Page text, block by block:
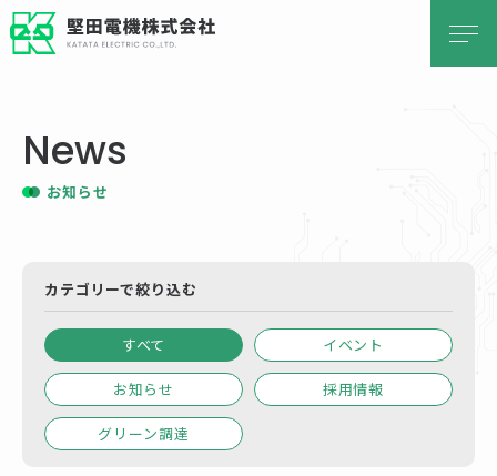
堅田電機株式会社 KATATA
News
お知らせ
カテゴリーで絞り込む
すべて イベント
お知らせ 採用情報
グリーン調達